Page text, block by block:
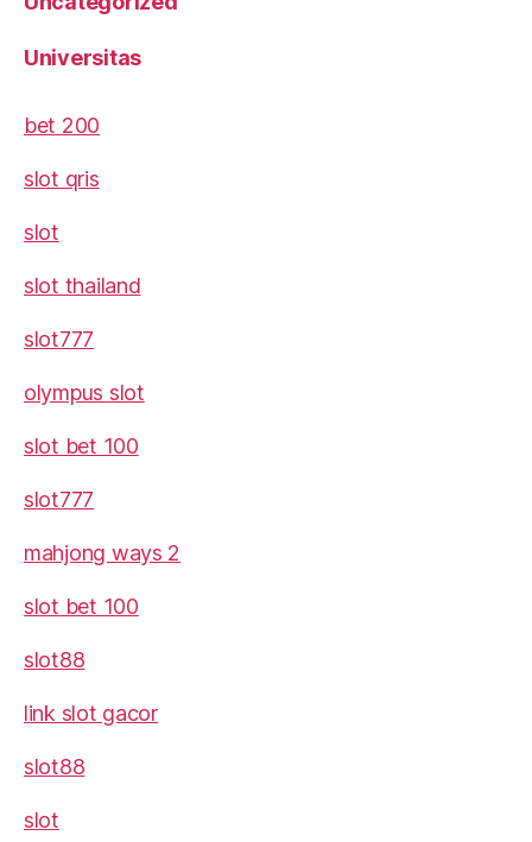
Universitas
bet 200
slot qris
slot
slot thailand
slot777
olympus slot
slot bet 100
slot777
mahjong ways 2
slot bet 100
slot88
link slot gacor
slot88
slot